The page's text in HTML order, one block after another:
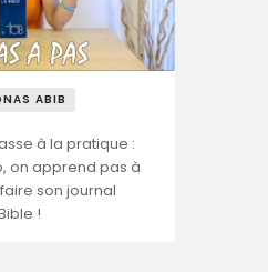
ABIB
à la pratique :
on apprend pas à
son journal
!